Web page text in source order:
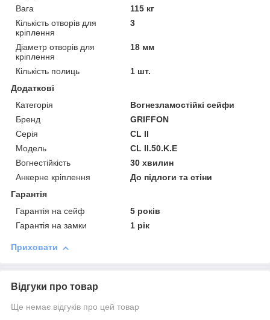
Вага
115 кг
Кількість отворів для
кріплення
3
Діаметр отворів для
кріплення
18 мм
Кількість полиць
1 шт.
Додаткові
Категорія
Вогнезламостійкі сейфи
Бренд
GRIFFON
Серія
CL II
Модель
CL II.50.K.E
Вогнестійкість
30 хвилин
Анкерне кріплення
До підлоги та стіни
Гарантія
Гарантія на сейф
5 років
Гарантія на замки
1 рік
Приховати
Відгуки про товар
Ще немає відгуків про цей товар